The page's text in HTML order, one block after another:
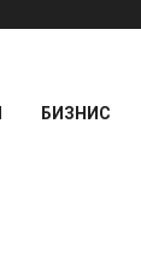
БИЗНИС